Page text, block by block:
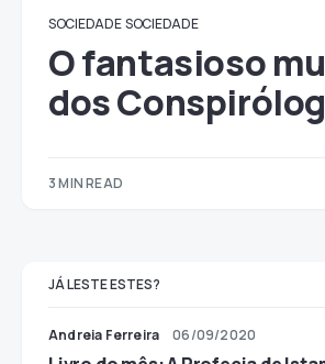
SOCIEDADE SOCIEDADE
O fantasioso
dos
3 MIN READ
JÁ LESTE ESTES?
Andreia Ferreira 06/09/2020